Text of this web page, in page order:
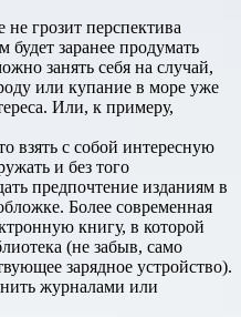
грозит перспектива
заранее продумать
занять себя на случай,
или купание в море уже
Или, к примеру,
взять с собой интересную
и без того
предпочтение изданиям в
Более современная
книгу, в которой
(не забыв, само
зарядное устройство).
журналами или